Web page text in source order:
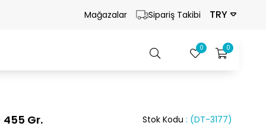
Mağazalar Sipariş Takibi TRY
0
0
Gr. (DT-3177)
Stok Kodu